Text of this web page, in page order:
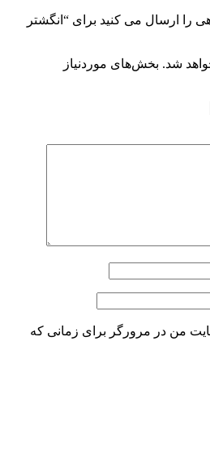
را ارسال می کنید برای “انگشتر
شد. بخش‌های موردنیاز
من در مرورگر برای زمانی که